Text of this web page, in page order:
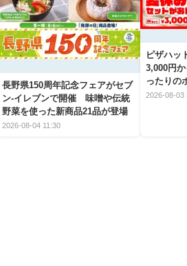
長野県150周年記念フェアがセブ
ン-イレブンで開催 味噌や伝統
野菜を使った新商品21品が登場
2026-08-04 11:30
ピザハッ
3,000円
ったりの
間限定メ
2026-08-03